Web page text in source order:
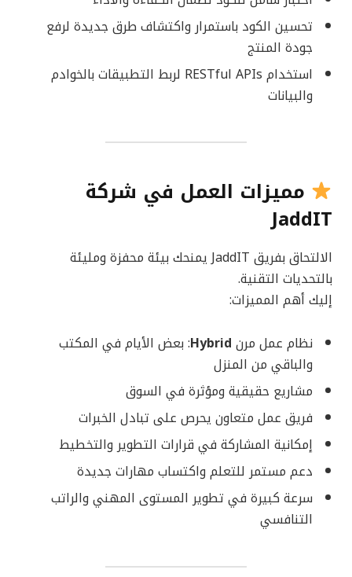
تحسين الكود باستمرار واكتشاف طرق جديدة لرفع
جودة المنتج
استخدام RESTful APIs لربط التطبيقات بالخوادم
والبيانات
مميزات العمل في شركة
JaddIT
الالتحاق بفريق JaddIT يمنحك بيئة محفزة ومليئة
بالتحديات التقنية.
إليك أهم المميزات:
نظام عمل مرن Hybrid: بعض الأيام في المكتب
والباقي من المنزل
مشاريع حقيقية ومؤثرة في السوق
فريق عمل متعاون يحرص على تبادل الخبرات
إمكانية المشاركة في قرارات التطوير والتخطيط
دعم مستمر للتعلم واكتساب مهارات جديدة
سرعة كبيرة في تطوير المستوى المهني والراتب
التنافسي